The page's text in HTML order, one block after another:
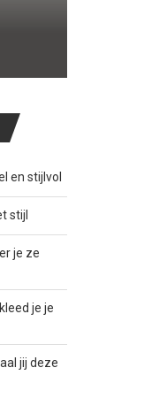
en stijlvol
stijl
je ze
je je
jij deze